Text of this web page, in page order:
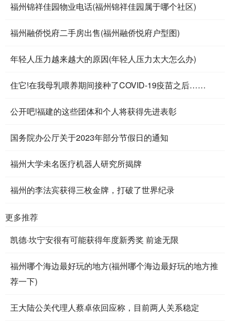
福州锦祥佳园物业电话(福州锦祥佳园属于哪个社区)
福州融侨悦府二手房出售(福州融侨悦府户型图)
年轻人压力越来越大的原因(年轻人压力太大怎么办)
住它!在我母乳喂养期间接种了COVID-19疫苗之后……
公开吧!福建的这些团体和个人将获得先进表彰
国务院办公厅关于2023年部分节假日的通知
福州大学未名医疗机器人研究所揭牌
福州的李法宾获得三枚金牌，打破了世界纪录
更多推荐
凯德·坎宁安很有可能获得年度新秀奖 前途无限
福州哪个海边最好玩的地方(福州哪个海边最好玩的地方推
荐一下)
王大陆公关代理人蔡卓依回应称，目前两人关系稳定